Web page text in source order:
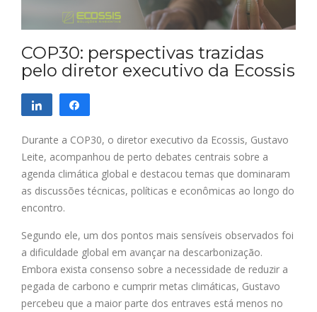
COP30: perspectivas trazidas
pelo diretor executivo da Ecossis
Compartilhar
Durante a COP30, o diretor executivo da Ecossis, Gustavo
Leite, acompanhou de perto debates centrais sobre a
agenda climática global e destacou temas que dominaram
as discussões técnicas, políticas e econômicas ao longo do
encontro.
Segundo ele, um dos pontos mais sensíveis observados foi
a dificuldade global em avançar na descarbonização.
Embora exista consenso sobre a necessidade de reduzir a
pegada de carbono e cumprir metas climáticas, Gustavo
percebeu que a maior parte dos entraves está menos no